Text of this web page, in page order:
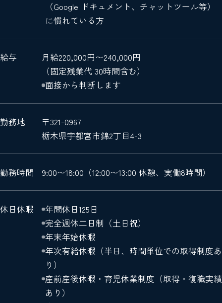
（Google ドキュメント、チャットツール等）
に慣れている方
給与
月給220,000円〜240,000円
（固定残業代 30時間含む）
面接から判断します
勤務地
〒321-0967
栃木県宇都宮市錦2丁目4-3
勤務時間 9:00〜18:00（12:00〜13:00 休憩、実働8時間）
休日休暇
年間休日125日
完全週休二日制（土日祝）
年末年始休暇
年次有給休暇（半日、時間単位での取得制度あ
り）
産前産後休暇・育児休業制度（取得・復職実績
あり）